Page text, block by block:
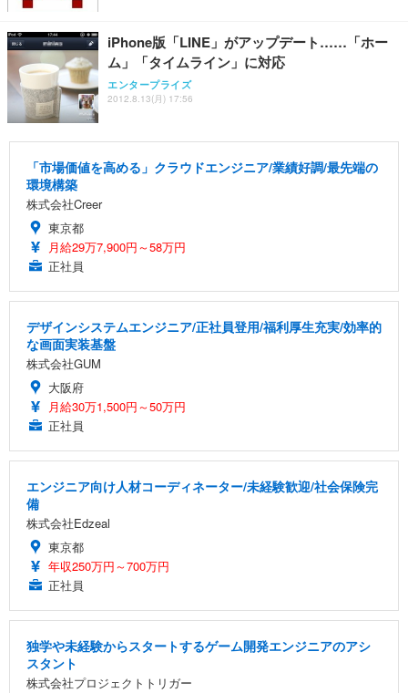
iPhone版「LINE」がアップデート……「ホー
ム」「タイムライン」に対応
エンタープライズ
2012.8.13(月) 17:56
「市場価値を高める」クラウドエンジニア/業績好調/最先端の
環境構築
株式会社Creer
東京都
月給29万7,900円～58万円
正社員
デザインシステムエンジニア/正社員登用/福利厚生充実/効率的
な画面実装基盤
株式会社GUM
大阪府
月給30万1,500円～50万円
正社員
エンジニア向け人材コーディネーター/未経験歓迎/社会保険完
備
株式会社Edzeal
東京都
年収250万円～700万円
正社員
独学や未経験からスタートするゲーム開発エンジニアのアシ
スタント
株式会社プロジェクトトリガー